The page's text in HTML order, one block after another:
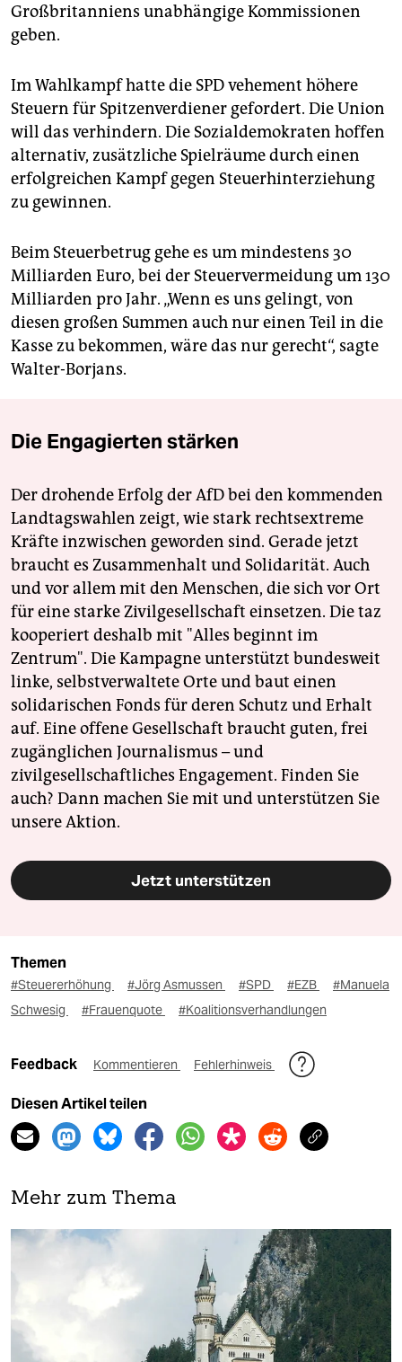
Großbritanniens unabhängige Kommissionen
geben.
Im Wahlkampf hatte die SPD vehement höhere
Steuern für Spitzenverdiener gefordert. Die Union
will das verhindern. Die Sozialdemokraten hoffen
alternativ, zusätzliche Spielräume durch einen
erfolgreichen Kampf gegen Steuerhinterziehung
zu gewinnen.
Beim Steuerbetrug gehe es um mindestens 30
Milliarden Euro, bei der Steuervermeidung um 130
Milliarden pro Jahr. „Wenn es uns gelingt, von
diesen großen Summen auch nur einen Teil in die
Kasse zu bekommen, wäre das nur gerecht“, sagte
Walter-Borjans.
Die Engagierten stärken
Der drohende Erfolg der AfD bei den kommenden
Landtagswahlen zeigt, wie stark rechtsextreme
Kräfte inzwischen geworden sind. Gerade jetzt
braucht es Zusammenhalt und Solidarität. Auch
und vor allem mit den Menschen, die sich vor Ort
für eine starke Zivilgesellschaft einsetzen. Die taz
kooperiert deshalb mit "Alles beginnt im
Zentrum". Die Kampagne unterstützt bundesweit
linke, selbstverwaltete Orte und baut einen
solidarischen Fonds für deren Schutz und Erhalt
auf. Eine offene Gesellschaft braucht guten, frei
zugänglichen Journalismus – und
zivilgesellschaftliches Engagement. Finden Sie
auch? Dann machen Sie mit und unterstützen Sie
unsere Aktion.
Jetzt unterstützen
Themen
#Steuererhöhung #Jörg Asmussen #SPD #EZB
#Manuela
Schwesig
#Frauenquote #Koalitionsverhandlungen
Feedback Kommentieren Fehlerhinweis
Diesen Artikel teilen
Mehr zum Thema